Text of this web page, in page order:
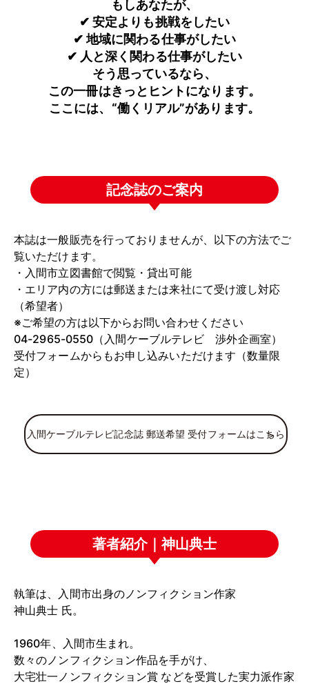
もしあなたが、
✔ 安定よりも挑戦をしたい
✔ 地域に関わる仕事がしたい
✔ 人と深く関わる仕事がしたい
そう思っているなら、
この一冊はきっとヒントになります。
ここには、“働くリアル”があります。
記念誌のご案内
本誌は一般販売を行っておりませんが、以下の方法でご
覧いただけます。
・入間市立図書館で閲覧・貸出可能
・エリア内の方には郵送または来社にて受け渡し対応
（希望者）
※ご希望の方は以下からお問い合わせください
04-2965-0550（入間ケーブルテレビ 渉外企画室）
受付フォームからもお申し込みいただけます（数量限
定）
入間ケーブルテレビ記念誌 郵送希望 受付フォームはこちら
著者紹介｜神山典士
執筆は、入間市出身のノンフィクション作家
神山典士 氏。
1960年、入間市生まれ。
数々のノンフィクション作品を手がけ、
大宅壮一ノンフィクション賞 などを受賞した実力派作家